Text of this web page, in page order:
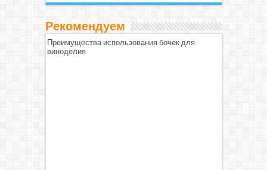
Рекомендуем
Преимущества использования бочек для
виноделия